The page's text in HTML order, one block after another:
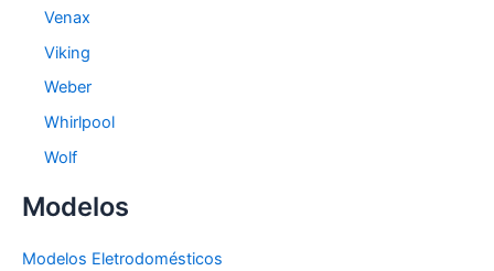
Venax
Viking
Weber
Whirlpool
Wolf
Modelos
Modelos Eletrodomésticos